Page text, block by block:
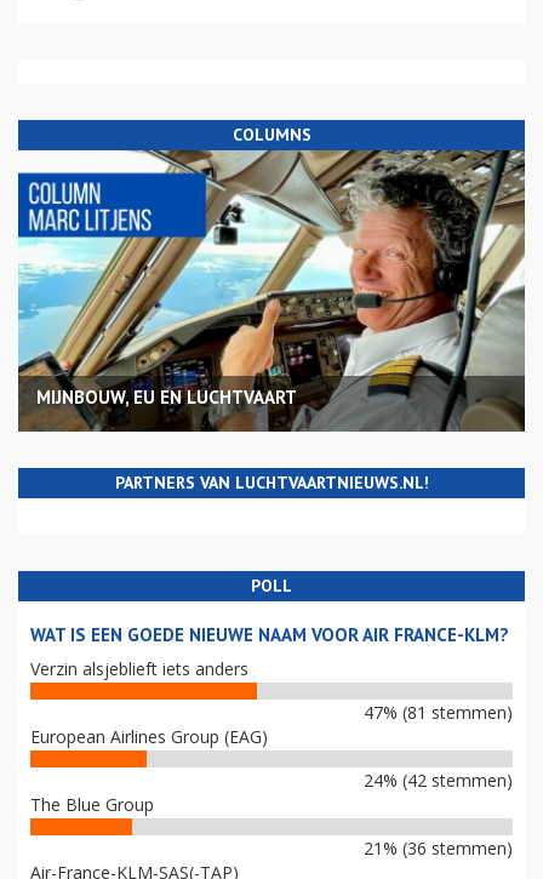
COLUMNS
MIJNBOUW, EU EN LUCHTVAART
PARTNERS VAN LUCHTVAARTNIEUWS.NL!
POLL
WAT IS EEN GOEDE NIEUWE NAAM VOOR AIR FRANCE-KLM?
Verzin alsjeblieft iets anders
47% (81 stemmen)
European Airlines Group (EAG)
24% (42 stemmen)
The Blue Group
21% (36 stemmen)
Air-France-KLM-SAS(-TAP)